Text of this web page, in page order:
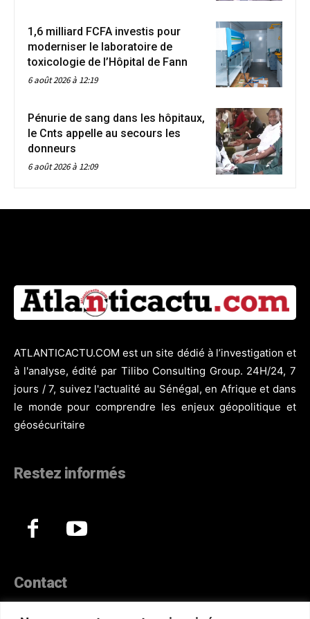
1,6 milliard FCFA investis pour
moderniser le laboratoire de
toxicologie de l’Hôpital de Fann
6 août 2026 à 12:19
Pénurie de sang dans les hôpitaux,
le Cnts appelle au secours les
donneurs
6 août 2026 à 12:09
ATLANTICACTU.COM est un site dédié à l’investigation et
à l'analyse, édité par Tilibo Consulting Group. 24H/24, 7
jours / 7, suivez l'actualité au Sénégal, en Afrique et dans
le monde pour comprendre les enjeux géopolitique et
géosécuritaire
Restez informés
Contact